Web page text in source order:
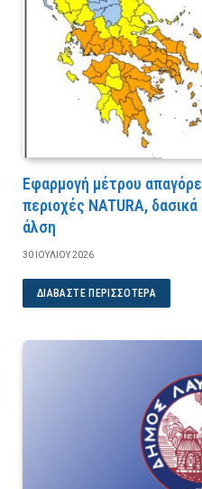
Εφαρμογή μέτρου
περιοχές NATURA,
άλση
30 ΙΟΥΛΊΟΥ 2026
ΔΙΑΒΆΣΤΕ ΠΕΡΙΣΣΌΤΕΡΑ